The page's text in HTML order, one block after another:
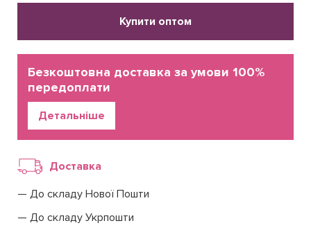
Купити оптом
Детальніше
Безкоштовна доставка за умови 100%
передоплати
Доставка
До складу Нової Пошти
До складу Укрпошти